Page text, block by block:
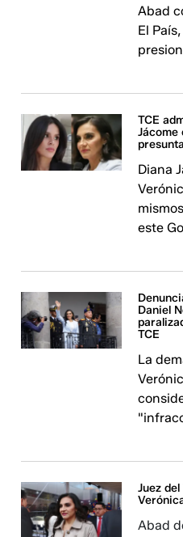
Abad
El
TCE
Jácome
Diana
este
Daniel
TCE
La
Juez
Abad